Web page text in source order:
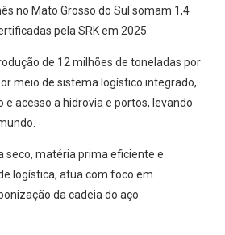
no Mato Grosso do Sul somam 1,4
pela SRK em 2025.
de 12 milhões de toneladas por
meio de sistema logístico integrado,
e acesso a hidrovia e portos, levando
seco, matéria prima eficiente e
logística, atua com foco em
da cadeia do aço.